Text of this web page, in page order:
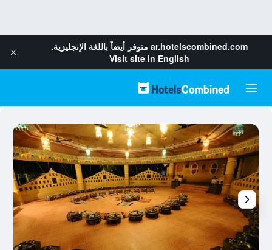
ar.hotelscombined.com متوفر أيضاً باللغة الإنجليزية.
Visit site in English